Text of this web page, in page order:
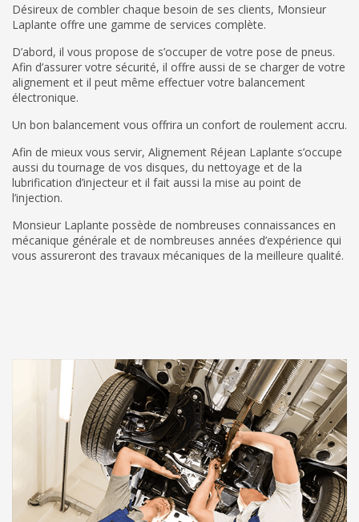
Désireux de combler chaque besoin de ses clients, Monsieur
Laplante offre une gamme de services complète.
D’abord, il vous propose de s’occuper de votre pose de pneus.
Afin d’assurer votre sécurité, il offre aussi de se charger de votre
alignement et il peut même effectuer votre balancement
électronique.
Un bon balancement vous offrira un confort de roulement accru.
Afin de mieux vous servir, Alignement Réjean Laplante s’occupe
aussi du tournage de vos disques, du nettoyage et de la
lubrification d’injecteur et il fait aussi la mise au point de
l’injection.
Monsieur Laplante possède de nombreuses connaissances en
mécanique générale et de nombreuses années d’expérience qui
vous assureront des travaux mécaniques de la meilleure qualité.